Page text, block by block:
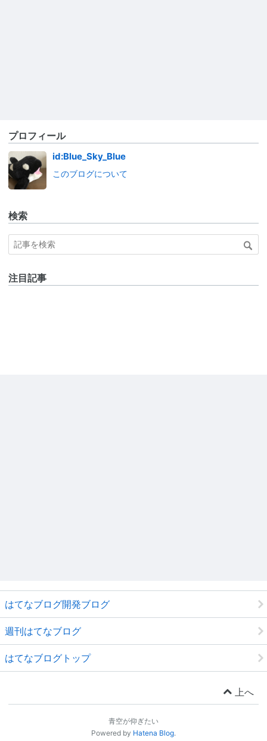
プロフィール
id:Blue_Sky_Blue
このブログについて
検索
注目記事
はてなブログ開発ブログ
週刊はてなブログ
はてなブログトップ
上へ
青空が仰ぎたい
Powered by Hatena Blog.